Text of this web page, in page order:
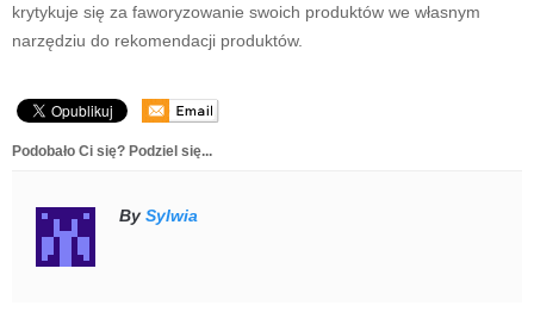
krytykuje się za faworyzowanie swoich produktów we własnym
narzędziu do rekomendacji produktów.
Podobało Ci się? Podziel się...
By Sylwia